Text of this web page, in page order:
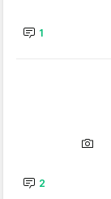
1
2